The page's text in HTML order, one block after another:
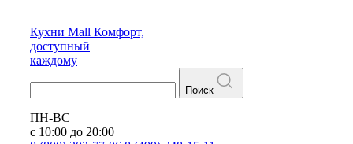
Кухни Mall Комфорт,
доступный
каждому
Поиск
ПН-ВС
с 10:00 до 20:00